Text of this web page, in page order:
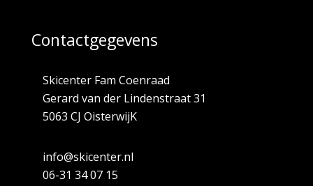
Contactgegevens
Skicenter Fam Coenraad
Gerard van der Lindenstraat 31
5063 CJ OisterwijK
info@skicenter.nl
06-31 34 07 15